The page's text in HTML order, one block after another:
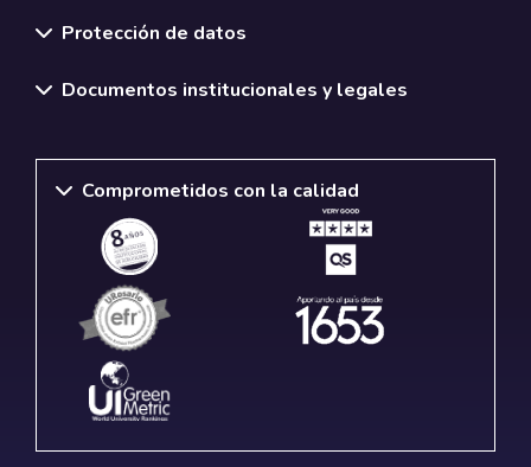
Protección de datos
Documentos institucionales y legales
Comprometidos con la calidad